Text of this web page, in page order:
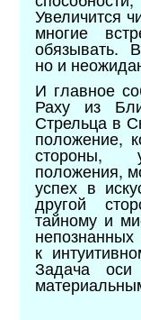
Увеличится
многие
обязывать.
но и
И главное
Раху из
Стрельца в
положение,
стороны,
положения,
успех в
другой
тайному и
к
Задача оси